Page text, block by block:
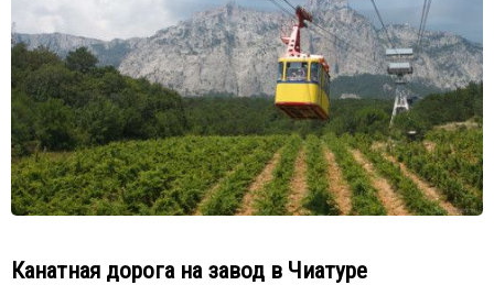
Канатная дорога на завод в Чиатуре